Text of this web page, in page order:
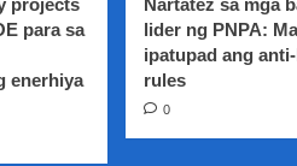
projects
para sa
enerhiya
Nartatez sa mga
lider ng PNPA:
ipatupad ang
rules
0